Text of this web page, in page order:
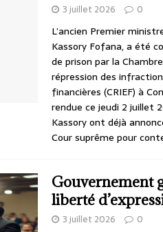
3 juillet 2026 0
L’ancien Premier
Kassory Fofana, a été
de prison par la
répression des
financières (CRIEF) à
rendue ce jeudi 2 juillet
Kassory ont déjà
Cour suprême pour
Gouvernement
liberté
3 juillet 2026 0